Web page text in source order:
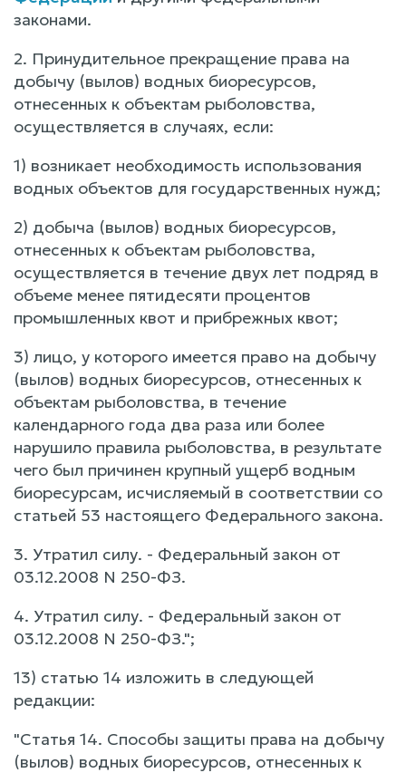
законами.
2. Принудительное прекращение права на
добычу (вылов) водных биоресурсов,
отнесенных к объектам рыболовства,
осуществляется в случаях, если:
1) возникает необходимость использования
водных объектов для государственных нужд;
2) добыча (вылов) водных биоресурсов,
отнесенных к объектам рыболовства,
осуществляется в течение двух лет подряд в
объеме менее пятидесяти процентов
промышленных квот и прибрежных квот;
3) лицо, у которого имеется право на добычу
(вылов) водных биоресурсов, отнесенных к
объектам рыболовства, в течение
календарного года два раза или более
нарушило правила рыболовства, в результате
чего был причинен крупный ущерб водным
биоресурсам, исчисляемый в соответствии со
статьей 53 настоящего Федерального закона.
3. Утратил силу. - Федеральный закон от
03.12.2008 N 250-ФЗ.
4. Утратил силу. - Федеральный закон от
03.12.2008 N 250-ФЗ.";
13) статью 14 изложить в следующей
редакции:
"Статья 14. Способы защиты права на добычу
(вылов) водных биоресурсов, отнесенных к